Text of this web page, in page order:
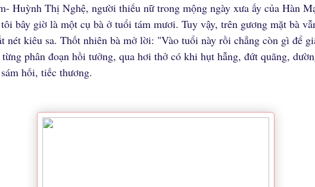
Huỳnh Thị Nghệ, người thiếu nữ trong mộng ngày xưa ấy của Hàn
bây giờ là một cụ bà ở tuổi tám mươi. Tuy vậy, trên gương mặt bà
nét kiêu sa. Thốt nhiên bà mở lời: "Vào tuổi này rồi chẳng còn gì để
phân đoạn hồi tưởng, qua hơi thở có khi hụt hẫng, đứt quãng,
hối, tiếc thương.